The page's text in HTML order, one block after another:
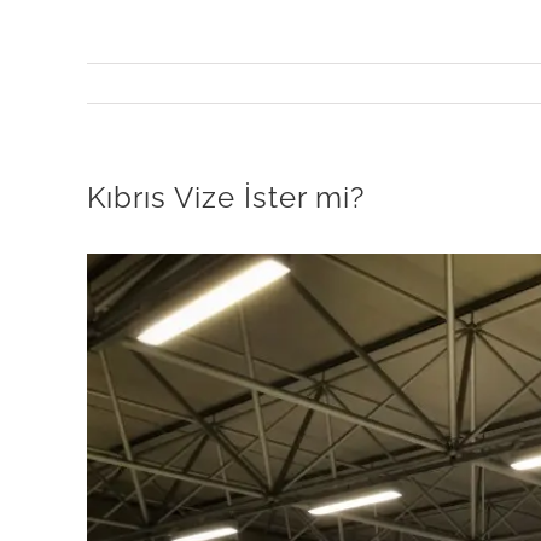
Kıbrıs Vize İster mi?
View
Larger
Image